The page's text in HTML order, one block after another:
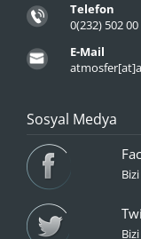
Telefon
0(232) 502
E-Mail
Sosyal Medya